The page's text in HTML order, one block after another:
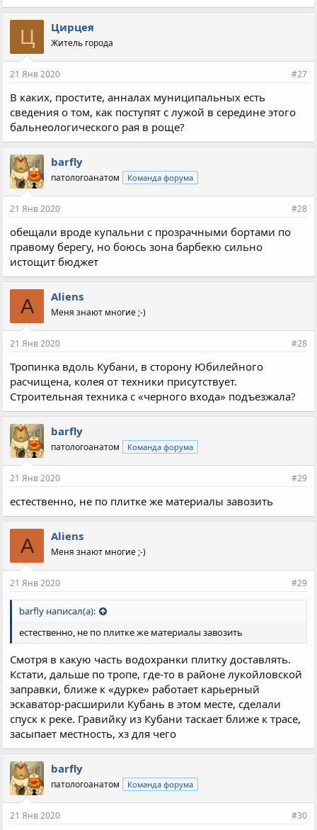
Ц Цирцея
Житель города
21 Янв 2020 #27
В каких, простите, анналах муниципальных есть
сведения о том, как поступят с лужой в середине этого
бальнеологического рая в роще?
barfly
патологоанатом Команда форума
21 Янв 2020 #28
обещали вроде купальни с прозрачными бортами по
правому берегу, но боюсь зона барбекю сильно
истощит бюджет
A Aliens
Меня знают многие ;-)
21 Янв 2020 #28
Тропинка вдоль Кубани, в сторону Юбилейного
расчищена, колея от техники присутствует.
Строительная техника с «черного входа» подъезжала?
barfly
патологоанатом Команда форума
21 Янв 2020 #29
естественно, не по плитке же материалы завозить
A Aliens
Меня знают многие ;-)
21 Янв 2020 #29
barfly написал(а):
естественно, не по плитке же материалы завозить
Смотря в какую часть водохранки плитку доставлять.
Кстати, дальше по тропе, где-то в районе лукойловской
заправки, ближе к «дурке» работает карьерный
эскаватор-расширили Кубань в этом месте, сделали
спуск к реке. Гравийку из Кубани таскает ближе к трасе,
засыпает местность, хз для чего
barfly
патологоанатом Команда форума
21 Янв 2020 #30